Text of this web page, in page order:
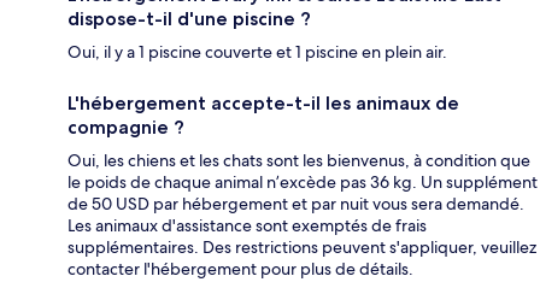
dispose-t-il d'une piscine ?
Oui, il y a 1 piscine couverte et 1 piscine en plein air.
L'hébergement accepte-t-il les animaux de
compagnie ?
Oui, les chiens et les chats sont les bienvenus, à condition que
le poids de chaque animal n’excède pas 36 kg. Un supplément
de 50 USD par hébergement et par nuit vous sera demandé.
Les animaux d'assistance sont exemptés de frais
supplémentaires. Des restrictions peuvent s'appliquer, veuillez
contacter l'hébergement pour plus de détails.